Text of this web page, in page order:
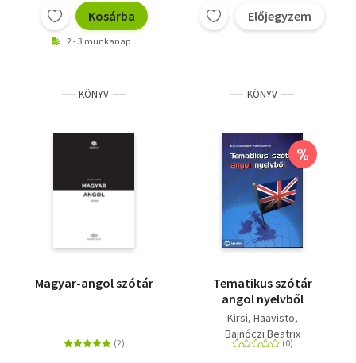
Kosárba
2 - 3 munkanap
Előjegyzem
KÖNYV
Magyar-angol szótár
KÖNYV
%
Tematikus szótár
angol nyelvből
Kirsi, Haavisto
Bajnóczi Beatrix